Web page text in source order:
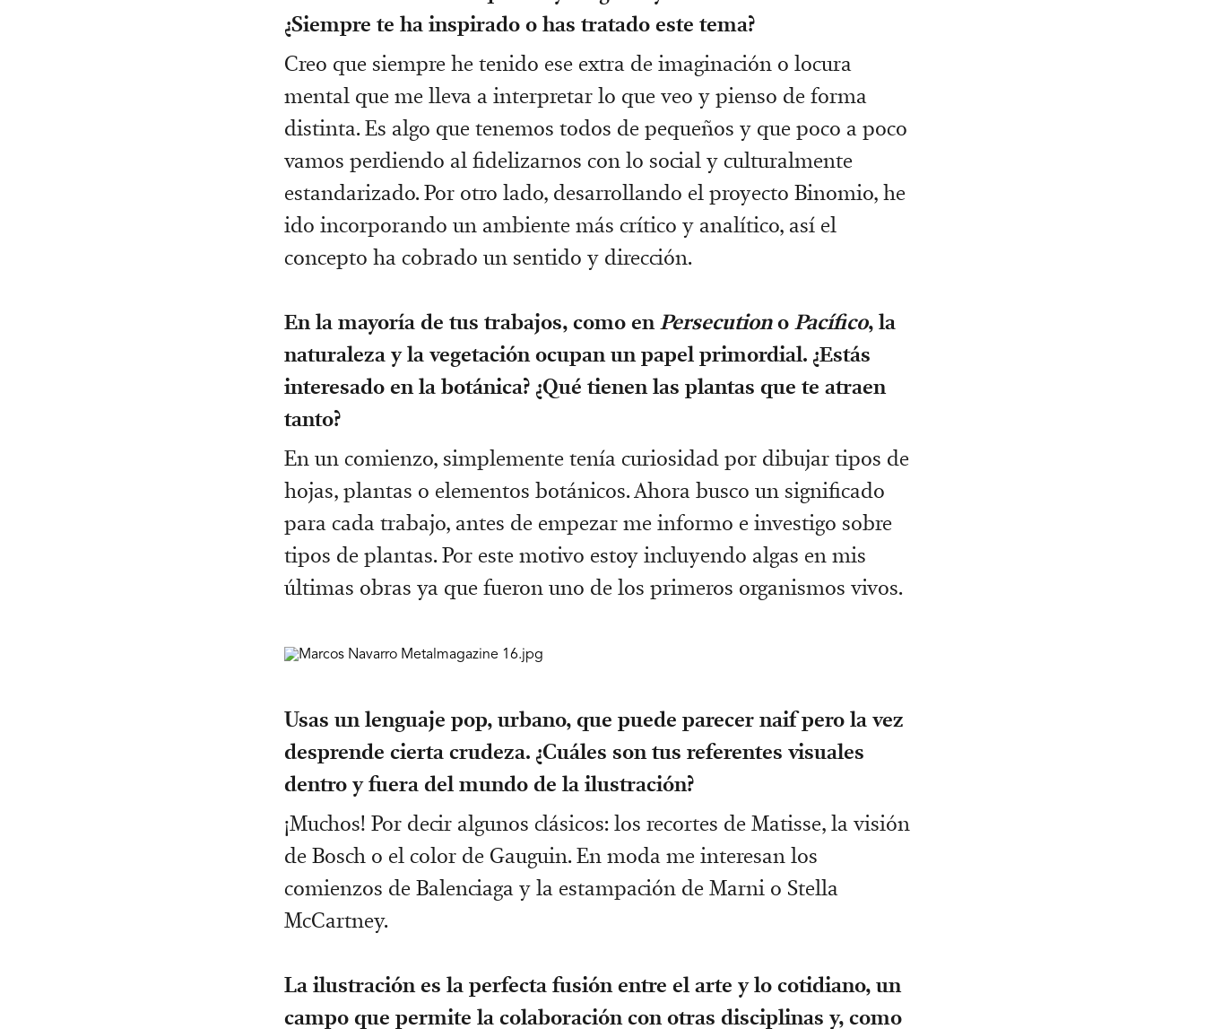
¿Siempre te ha inspirado o has tratado este tema?
Creo que siempre he tenido ese extra de imaginación o locura
mental que me lleva a interpretar lo que veo y pienso de forma
distinta. Es algo que tenemos todos de pequeños y que poco a poco
vamos perdiendo al fidelizarnos con lo social y culturalmente
estandarizado. Por otro lado, desarrollando el proyecto Binomio, he
ido incorporando un ambiente más crítico y analítico, así el
concepto ha cobrado un sentido y dirección.
En la mayoría de tus trabajos, como enPersecutionoPacífico, la
naturaleza y la vegetación ocupan un papel primordial. ¿Estás
interesado en la botánica? ¿Qué tienen las plantas que te atraen
tanto?
En un comienzo, simplemente tenía curiosidad por dibujar tipos de
hojas, plantas o elementos botánicos. Ahora busco un significado
para cada trabajo, antes de empezar me informo e investigo sobre
tipos de plantas. Por este motivo estoy incluyendo algas en mis
últimas obras ya que fueron uno de los primeros organismos vivos.
Usas un lenguaje pop, urbano, que puede parecer naif pero la vez
desprende cierta crudeza. ¿Cuáles son tus referentes visuales
dentro y fuera del mundo de la ilustración?
¡Muchos! Por decir algunos clásicos: los recortes de Matisse, la visión
de Bosch o el color de Gauguin. En moda me interesan los
comienzos de Balenciaga y la estampación de Marni o Stella
McCartney.
La ilustración es la perfecta fusión entre el arte y lo cotidiano, un
campo que permite la colaboración con otras disciplinas y, como